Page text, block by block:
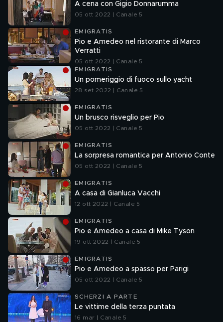
A cena con Gigio Donnarumma
05 ott 2022 | Canale 5
EMIGRATIS
Pio e Amedeo nel ristorante di Marco
Verratti
05 ott 2022 | Canale 5
EMIGRATIS
Un pomeriggio di fuoco sullo yacht
28 set 2022 | Canale 5
EMIGRATIS
Un brusco risveglio per Pio
05 ott 2022 | Canale 5
EMIGRATIS
La sorpresa romantica per Antonio Conte
05 ott 2022 | Canale 5
EMIGRATIS
A casa di Gianluca Vacchi
12 ott 2022 | Canale 5
EMIGRATIS
Pio e Amedeo a casa di Mike Tyson
19 ott 2022 | Canale 5
EMIGRATIS
Pio e Amedeo a spasso per Parigi
05 ott 2022 | Canale 5
SCHERZI A PARTE
Le vittime della terza puntata
16 mar | Canale 5